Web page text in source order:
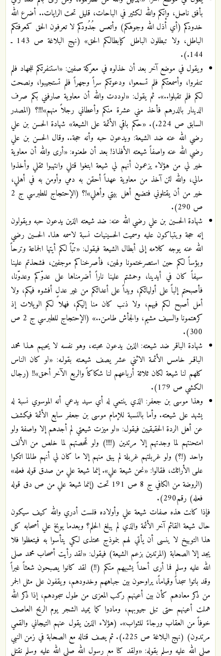
بأفق ناصل، وإنكم والله لكثير في الباحات، قليل تحت الرايات.. أضرع الله
خدودكم (أي أذل الله وجوهكم) وأتعس جُدُودكم لا تعرفون الحق كمعرفتكم
الباطل، ولا تبطلون الباطل كإبطالكم الحق» (نهج البلاغة ص 143 ـ
144.).
ويقول في موضع آخر بعد أن خذلوه في معركة صفين: «استنفرتكم للجهاد فلم
تنفروا، وأسمعتكم فلم تسمعوا، ودعوتكم سراً وجهراً فلم تستجيبوا، ونصحت
لكم فلم تقبلوا..». ثم يقول: «لوددت والله أن معاوية صارفني بكم صرف
الدينار بالدرهم فأخذ مني عشرة منكم وأعطاني رجلاً منهم»!!!؟ (المصدر
السابق ص 224.). «حكم باقي الأئمة على الشيعة» شهادة الحسن بن علي
رضي الله عنه ضد الشيعة: ويدعون حبه وأنه حجة.. وقال الحسن بن علي
رضي الله عنه واصفاً شيعته الأفذاذ! بعد أن طعنوه: «أرى والله أن معاوية
خير لي من هؤلاء يزعمون أنهم لي شيعة ابتغوا قتلي وانتهبوا ثقلي وأخذوا
مالي، والله لئن آخذ من معاوية عهداً أحقن به دمي وأومن به في أهلي،
خير من أن يقتلوني فتضيع أهل بيتي وأهلي»!؟ (الإحتجاج للطبرسي ج 2
ص 290).
شهادة الحسين بن علي رضي الله عنه: ضد شيعته الذين يدعون حبه ويقولون
إنه حجة ويتباكون عليه وسميت الحسينيات نسبة لاسمه هذا. الحسين رضي
الله عنه يوجه كلامه إلى أبطال الشيعة فيقول: «تبّاً لكم أيتها الجماعة وترحاً
وبؤساً لكم حين استصرختمونا ولهين، فأصرخناكم موجفين، فشحذتم علينا
سيفاً كان في أيدينا، وحمشتم علينا ناراً أضرمناها على عدوّكم وعدوّنا،
فأصبحتم إلباً على أوليائكم، ويداً على أعدائكم من غير عدلٍ أفشوه فيكم، ولا
أمل أصبح لكم فيهم، ولا ذنب كان منا إليكم، فهلا لكم الويلات إذ
كرهتمونا والسيف مشيم، والجأش طامـن..» (الإحتجاج للطبرسي ج 2 ص
300).
شهادة الباقر ضد شيعته: الذين يدعون محبته، وهو نفسه لا يحبهم هـذا محمد
الباقـر خامس الأئمـة الاثني عشر يصف شيعـته بقولـه: «لو كان الناس
كلهم لنا شيعة لكان ثلاثة أرباعهم لنا شكاكاً والربع الآخر أحمق»!! (رجال
الكشي ص 179).
وهذا موسى بن جعفر: الذي ينتمي له أي سيد يدعي أنه الموسوي نسبة له
يشهد على شيعته. وأما بالنسبة للإمام موسى بن جعفر سابع الأئمة فيكشف
عن أهل الردة الحقيقيين فيقول: «لو ميزت شيعتي لم أجدهم إلا واصفة ولو
امتحنتهم لما وجدتهم إلا مرتدين (!!!!) ولو تمحصتهم لما خلص من الألف
واحد (!؟) ولو غربلتهم غربلة لم يبق منهم إلا ما كان لي أنهم طالما اتكوا
علـى الأرائك، فقالوا: «نحن شيعة علي». إنما شيعة علي من صدق قوله فعله»
(الروضة من الكافي ج 8 ص 191 تحت (إنما شيعة علي من ص دق قوله
فعله) رقم290).
فإذا كانت هذه صفات شيعة علي وأولاده فلست أدري والله كيف سيكون
حال شيعة القائم آخر الأئمة والذي لم يبلغ الحلم؟ وبعدما يوبخ علي أصحابه كل
هذا التوبيخ لا ينسى أن يأتي لهم بنموذج محتذى لكي يتأسوا به فيتعظوا فلا
يجد إلا الصحابة (المرتدين بزعم الشيعة) فيقول: «لقد رأيت أصحاب محمد صلى
الله عليه وسلم فما أرى أحداً يشبههم منكم (!!) لقد كانوا يصبحون شعثاً غبراً
وقد باتوا سجداً وقياماً، يراوحون بين جباههم وخدودهم، ويقفون على مثل الجمر
من ذكر معادهم كأن بين أعينهم ركب المعزى من طول سجودهم، إذا ذكر الله
هملت أعينهم حتى تبل جيوبهم، ومادوا كما يميد الشجر يوم الريح العاصف
خوفاً من العقاب ورجاءً للثواب». (هؤلاء الذين يقول عنهم التيجاني والقمي
مرتدون) (نهج البلاغة ص 225.). ثم يصف قتاله مع الصحابة في زمن النبي
صلى الله عليه وسلم بقوله: «ولقد كنا مع رسول الله صلى الله عليه وسلم نقتل